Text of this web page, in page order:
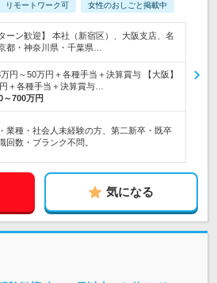
リモートワーク可 女性のおしごと掲載中
ーン歓迎】 本社（新宿区）、大阪支店、名
都・神奈川県・千葉県…
万円～50万円＋各種手当＋決算賞与 【大阪】
＋各種手当＋決算賞与…
～700万円
種・社会人未経験の方、第二新卒・既卒
数・ブランク不問。
気になる